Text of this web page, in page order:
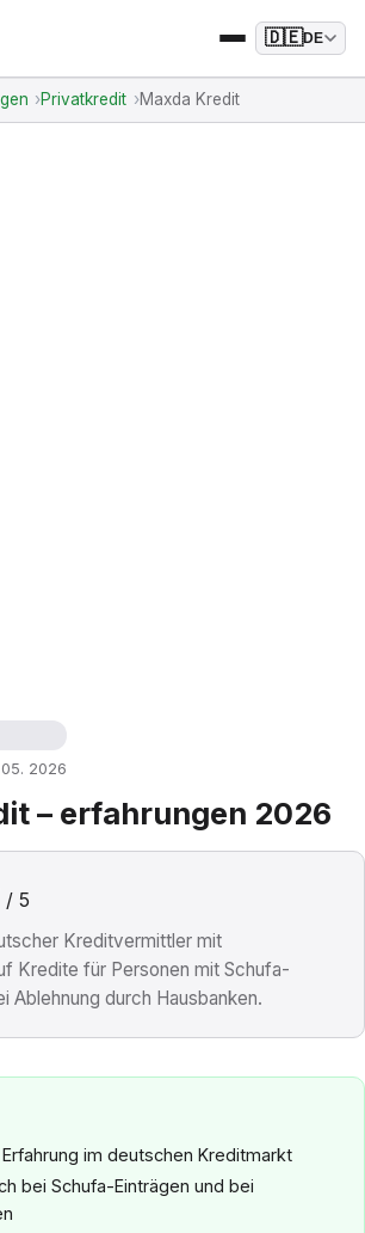
🇩🇪DE
Privatkredit Maxda Kredit
2026
– erfahrungen 2026
/ 5
Kreditvermittler mit
Kredite für Personen mit Schufa-
Ablehnung durch Hausbanken.
im deutschen Kreditmarkt
bei Schufa-Einträgen und bei